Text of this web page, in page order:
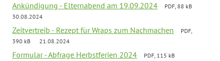
Ankündigung - Elternabend am 19.09.2024
PDF, 88 kB
30.08.2024
Zeitvertreib - Rezept für Wraps zum Nachmachen
PDF,
390 kB
21.08.2024
Formular - Abfrage Herbstferien 2024
PDF, 115 kB